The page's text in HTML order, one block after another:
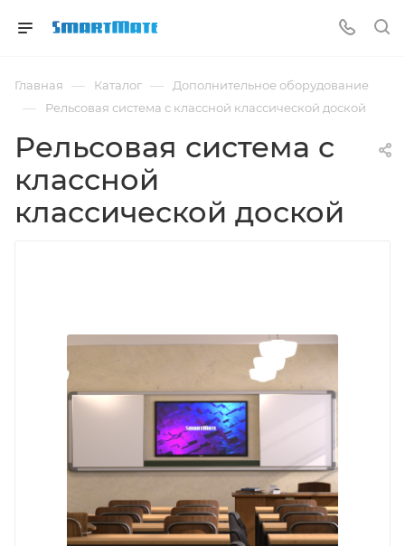
Главная — Каталог — Дополнительное оборудование
— Рельсовая система с классной классической доской
Рельсовая система с
классной
классической доской